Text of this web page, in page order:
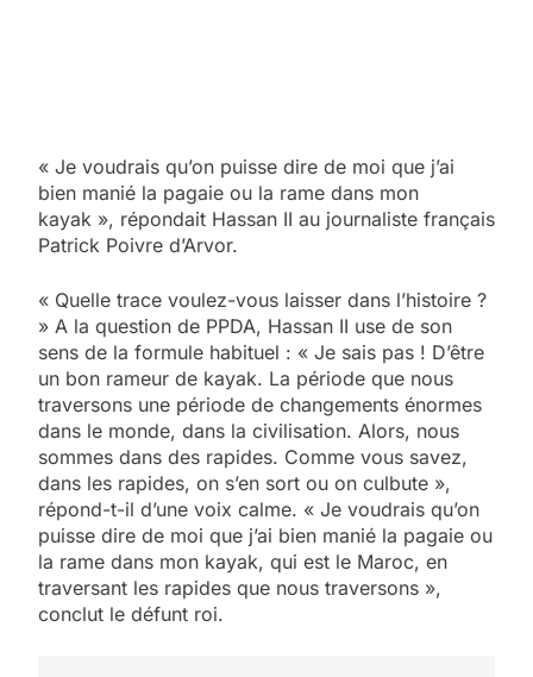
« Je voudrais qu’on puisse dire de moi que j’ai
bien manié la pagaie ou la rame dans mon
kayak », répondait Hassan II au journaliste français
Patrick Poivre d’Arvor.
« Quelle trace voulez-vous laisser dans l’histoire ?
» A la question de PPDA, Hassan II use de son
sens de la formule habituel : « Je sais pas ! D’être
un bon rameur de kayak. La période que nous
traversons une période de changements énormes
dans le monde, dans la civilisation. Alors, nous
sommes dans des rapides. Comme vous savez,
dans les rapides, on s’en sort ou on culbute »,
répond-t-il d’une voix calme. « Je voudrais qu’on
puisse dire de moi que j’ai bien manié la pagaie ou
la rame dans mon kayak, qui est le Maroc, en
traversant les rapides que nous traversons »,
conclut le défunt roi.
5
2025, l’année la plus
meurtrière selon le
rapport d’ADL contre
l’antisémitisme
FRANCE ISRAÉL